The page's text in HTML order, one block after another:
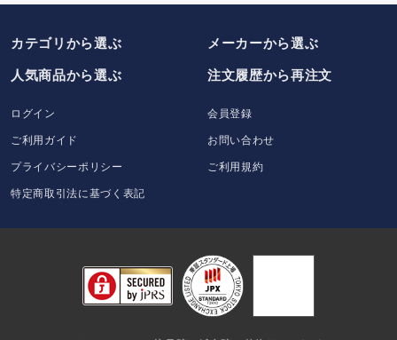
カテゴリから選ぶ メーカーから選ぶ
人気商品から選ぶ
注文履歴から再注文
ログイン
会員登録
ご利用ガイド
お問い合わせ
プライバシーポリシー
ご利用規約
特定商取引法に基づく表記